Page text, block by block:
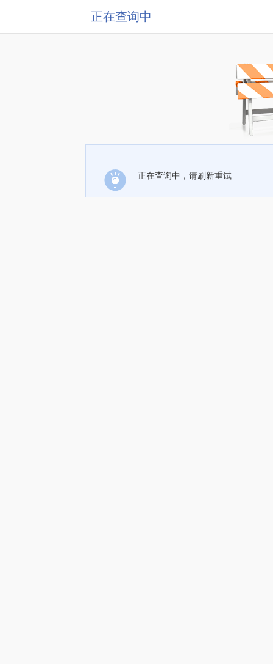
正在查询中
正在查询中，请刷新重试